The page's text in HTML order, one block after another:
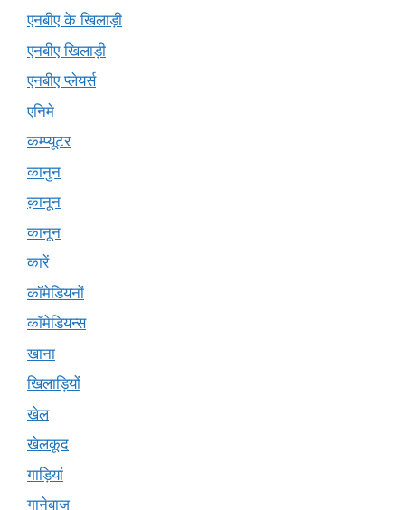
एनबीए के खिलाड़ी
एनबीए खिलाड़ी
एनबीए प्लेयर्स
एनिमे
कम्प्यूटर
कानुन
क़ानून
कानून
कारें
कॉमेडियनों
कॉमेडियन्स
खाना
खिलाड़ियों
खेल
खेलकूद
गाड़ियां
गानेबाज